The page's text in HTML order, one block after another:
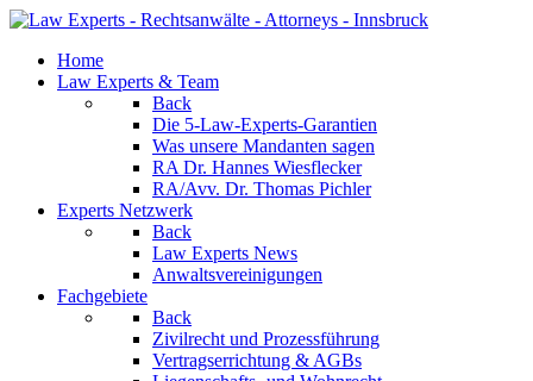
Home
Law Experts & Team
Back
Die 5-Law-Experts-Garantien
Was unsere Mandanten sagen
RA Dr. Hannes Wiesflecker
RA/Avv. Dr. Thomas Pichler
Experts Netzwerk
Back
Law Experts News
Anwaltsvereinigungen
Fachgebiete
Back
Zivilrecht und Prozessführung
Vertragserrichtung & AGBs